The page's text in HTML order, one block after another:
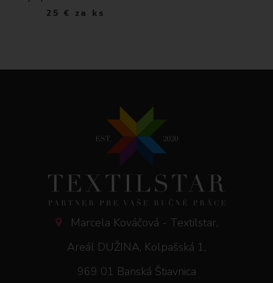
25 € za ks
Marcela Kováčová - Textilstar,
Areál DUŽINA, Kolpašská 1,
969 01 Banská Štiavnica